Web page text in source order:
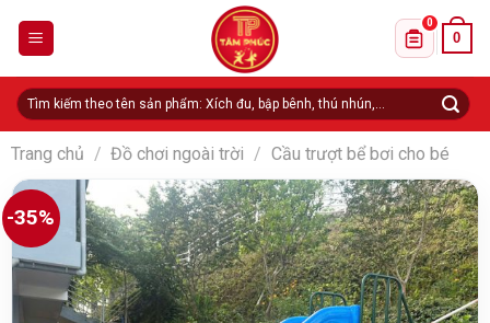
0
Danh sách
0
Tìm
kiếm:
Trang chủ / Đồ chơi ngoài trời / Cầu trượt bể bơi cho bé
-35%